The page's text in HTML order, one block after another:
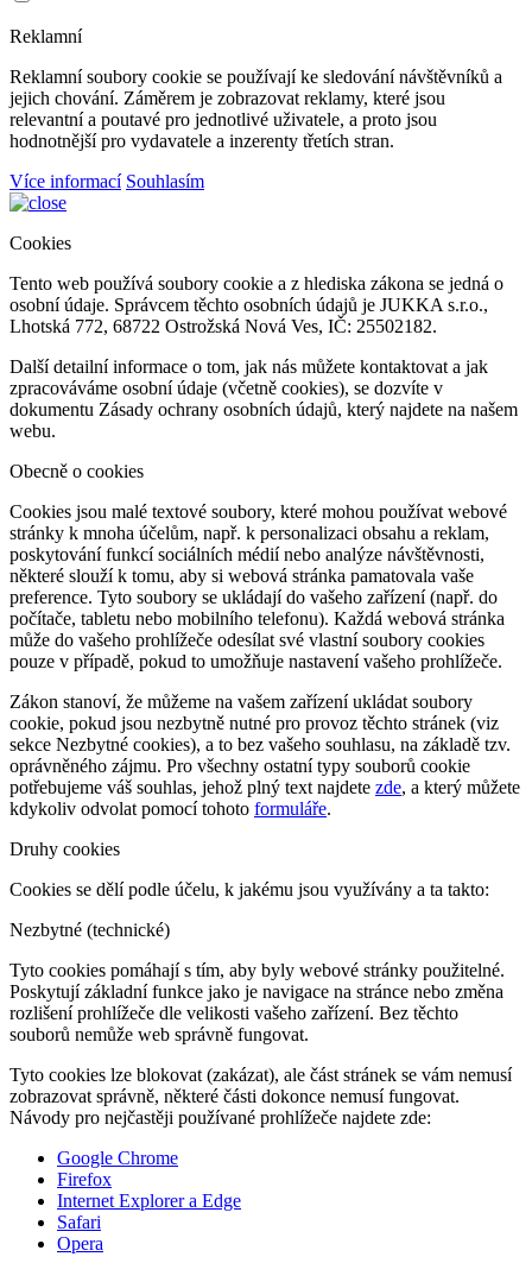
Reklamní
Reklamní soubory cookie se používají ke sledování návštěvníků a
jejich chování. Záměrem je zobrazovat reklamy, které jsou
relevantní a poutavé pro jednotlivé uživatele, a proto jsou
hodnotnější pro vydavatele a inzerenty třetích stran.
Více informací Souhlasím
Cookies
Tento web používá soubory cookie a z hlediska zákona se jedná o
osobní údaje. Správcem těchto osobních údajů je JUKKA s.r.o.,
Lhotská 772, 68722 Ostrožská Nová Ves, IČ: 25502182.
Další detailní informace o tom, jak nás můžete kontaktovat a jak
zpracováváme osobní údaje (včetně cookies), se dozvíte v
dokumentu Zásady ochrany osobních údajů, který najdete na našem
webu.
Obecně o cookies
Cookies jsou malé textové soubory, které mohou používat webové
stránky k mnoha účelům, např. k personalizaci obsahu a reklam,
poskytování funkcí sociálních médií nebo analýze návštěvnosti,
některé slouží k tomu, aby si webová stránka pamatovala vaše
preference. Tyto soubory se ukládají do vašeho zařízení (např. do
počítače, tabletu nebo mobilního telefonu). Každá webová stránka
může do vašeho prohlížeče odesílat své vlastní soubory cookies
pouze v případě, pokud to umožňuje nastavení vašeho prohlížeče.
Zákon stanoví, že můžeme na vašem zařízení ukládat soubory
cookie, pokud jsou nezbytně nutné pro provoz těchto stránek (viz
sekce Nezbytné cookies), a to bez vašeho souhlasu, na základě tzv.
oprávněného zájmu. Pro všechny ostatní typy souborů cookie
potřebujeme váš souhlas, jehož plný text najdete zde, a který můžete
kdykoliv odvolat pomocí tohoto formuláře.
Druhy cookies
Cookies se dělí podle účelu, k jakému jsou využívány a ta takto:
Nezbytné (technické)
Tyto cookies pomáhají s tím, aby byly webové stránky použitelné.
Poskytují základní funkce jako je navigace na stránce nebo změna
rozlišení prohlížeče dle velikosti vašeho zařízení. Bez těchto
souborů nemůže web správně fungovat.
Tyto cookies lze blokovat (zakázat), ale část stránek se vám nemusí
zobrazovat správně, některé části dokonce nemusí fungovat.
Návody pro nejčastěji používané prohlížeče najdete zde:
Google Chrome
Firefox
Internet Explorer a Edge
Safari
Opera